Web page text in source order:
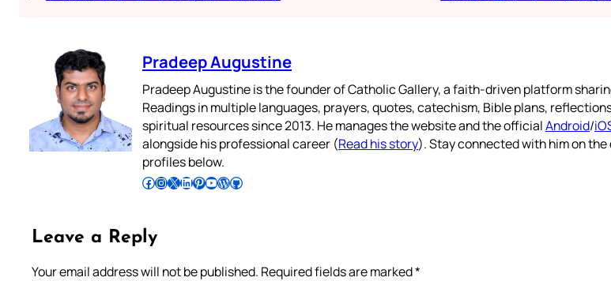
Pradeep Augustine
Pradeep Augustine is the founder of Catholic Gallery, a faith-driven platform
Readings in multiple languages, prayers, quotes, catechism, Bible plans,
spiritual resources since 2013. He manages the website and the officialAndroid/
alongside his professional career (Read his story). Stay connected with him on
profiles below.
Follow Pradeep on Facebook Follow Pradeep on InstagramFollow Pradeep on X Follow Pradeep on LinkedIn Follow Pradeep on Pinterest Subscribe to Pradeep’s Youtube Channel Follow Pradeep on WordPress Follow Pradeep on GitHub
Leave a Reply
Your email address will not be published. Required fields are marked*